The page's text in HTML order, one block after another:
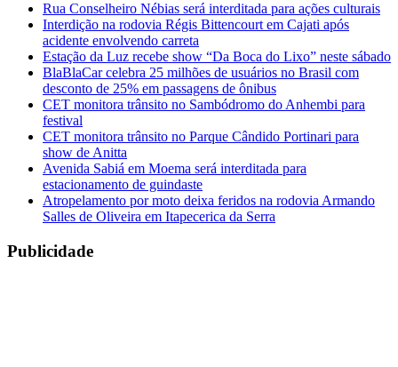
Rua Conselheiro Nébias será interditada para ações culturais
Interdição na rodovia Régis Bittencourt em Cajati após
acidente envolvendo carreta
Estação da Luz recebe show “Da Boca do Lixo” neste sábado
BlaBlaCar celebra 25 milhões de usuários no Brasil com
desconto de 25% em passagens de ônibus
CET monitora trânsito no Sambódromo do Anhembi para
festival
CET monitora trânsito no Parque Cândido Portinari para
show de Anitta
Avenida Sabiá em Moema será interditada para
estacionamento de guindaste
Atropelamento por moto deixa feridos na rodovia Armando
Salles de Oliveira em Itapecerica da Serra
Publicidade